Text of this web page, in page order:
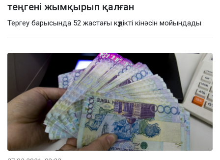
теңгені жымқырып қалған
Тергеу барысында 52 жастағы күдікті кінәсін мойындады